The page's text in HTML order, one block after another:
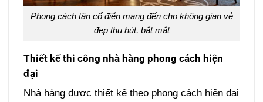
Phong cách tân cổ điển mang đến cho không gian vẻ
đẹp thu hút, bắt mắt
Thiết kế thi công nhà hàng phong cách hiện
đại
Nhà hàng được thiết kế theo phong cách hiện đại